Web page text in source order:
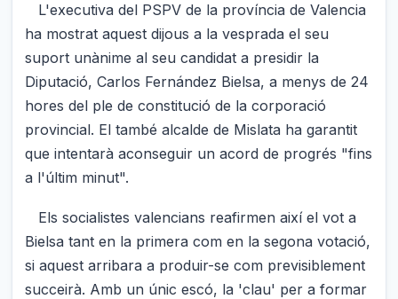
L'executiva del PSPV de la província de Valencia
ha mostrat aquest dijous a la vesprada el seu
suport unànime al seu candidat a presidir la
Diputació, Carlos Fernández Bielsa, a menys de 24
hores del ple de constitució de la corporació
provincial. El també alcalde de Mislata ha garantit
que intentarà aconseguir un acord de progrés "fins
a l'últim minut".
Els socialistes valencians reafirmen així el vot a
Bielsa tant en la primera com en la segona votació,
si aquest arribara a produir-se com previsiblement
succeirà. Amb un únic escó, la 'clau' per a formar